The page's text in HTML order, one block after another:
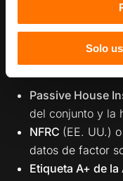
Solo
obligatoria y
requisitos mínimos
seguridad. No
consumo resultan
Passive House
del conjunto y la
NFRC (EE. UU.) o
datos de factor
Etiqueta A+ de